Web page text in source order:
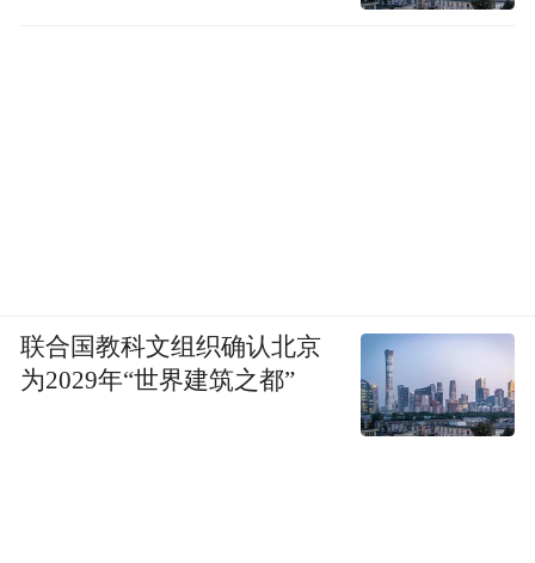
联合国教科文组织确认北京
为2029年“世界建筑之都”